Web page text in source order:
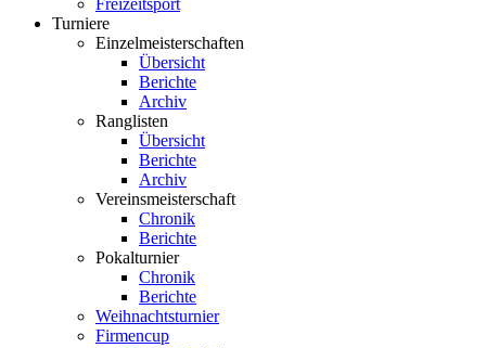
Freizeitsport
Turniere
Einzelmeisterschaften
Übersicht
Berichte
Archiv
Ranglisten
Übersicht
Berichte
Archiv
Vereinsmeisterschaft
Chronik
Berichte
Pokalturnier
Chronik
Berichte
Weihnachtsturnier
Firmencup